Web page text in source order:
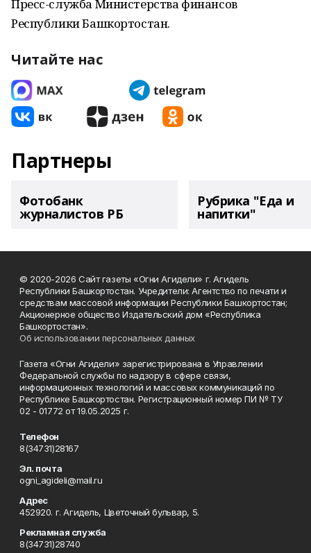
Пресс-служба Министерства финансов
Республики Башкортостан.
Читайте нас
Партнеры
Фотобанк
журналистов РБ
Рубрика "Еда и
напитки"
© 2020-2026 Сайт газеты «Огни Агидели» г. Агидель
Республики Башкортостан. Учредители: Агентство по печати и
средствам массовой информации Республики Башкортостан;
Акционерное общество Издательский дом «Республика
Башкортостан».
Об использовании персональных данных
Газета «Огни Агидели» зарегистрирована в Управлении
Федеральной службы по надзору в сфере связи,
информационных технологий и массовых коммуникаций по
Республике Башкортостан. Регистрационный номер ПИ № ТУ
02 - 01772 от 19.05.2025 г.
Телефон
8(34731)28167
Эл. почта
ogni_agideli@mail.ru
Адрес
452920. г. Агидель, Цветочный бульвар, 5.
Рекламная служба
8(34731)28740